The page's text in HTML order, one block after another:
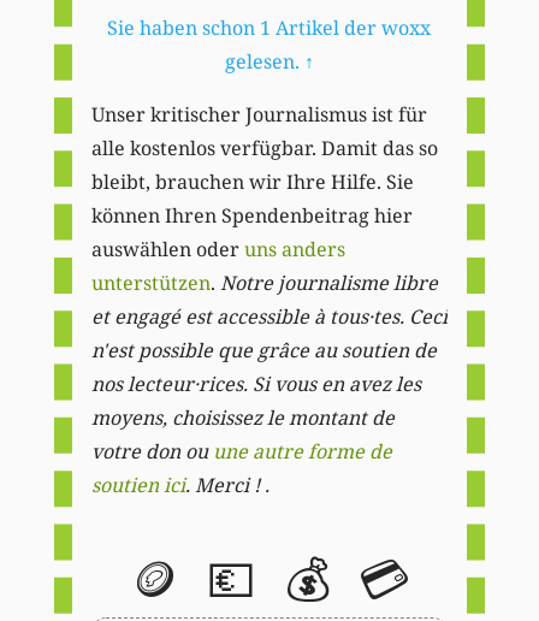
Sie haben schon 1 Artikel der woxx
gelesen. ↑
Unser kritischer Journalismus ist für
alle kostenlos verfügbar. Damit das so
bleibt, brauchen wir Ihre Hilfe. Sie
können Ihren Spendenbeitrag hier
auswählen oderuns anders
unterstützen. Notre journalisme libre
et engagé est accessible à tous·tes. Ceci
n'est possible que grâce au soutien de
nos lecteur·rices. Si vous en avez les
moyens, choisissez le montant de
votre don ou une autre forme de
soutien ici. Merci ! .
🪙 💶 💰 💳